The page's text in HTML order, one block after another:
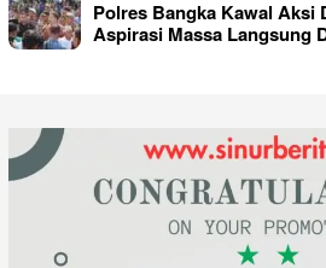
Polres Bangka Kawal Aksi
Aspirasi Massa Langsung